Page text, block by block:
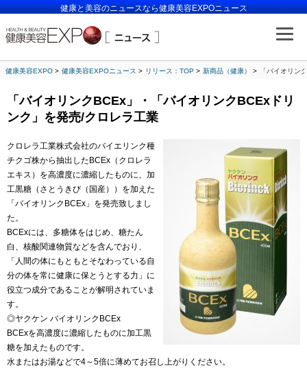
健康と美容のニュースなら健康美容EXPOニュース
健康美容EXPO 健康美容EXPOニュース リリース：TOP 新商品（健康） 「バイオリン
「バイオリンクBCEx」・「バイオリンクBCExドリ
ンク」を発売/クロレラ工業
クロレラ工業株式会社のバイエリンク種
チクゴ株から抽出したBCEx（クロレラ
エキス）を高濃度に濃縮したものに、加
工黒糖（さとうきび（国産））を加えた
「バイオリンクBCEx」を発売致しまし
た。
BCExには、多糖体をはじめ、糖たん
白、核酸関連物質などを含んでおり、
「人間の体にもともとそなわっている自
分の体を常に健康に保とうとする力」に
役立つ成分であることが解明されていま
す。
◎ヤクケン バイオリンクBCEx
BCExを高濃度に濃縮したものに加工黒
糖を加えたものです。
水またはお湯などで4～5倍に薄めてお召し上がりください。